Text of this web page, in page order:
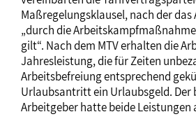
Maßregelungsklausel, nach der
„durch die
gilt“. Nach dem MTV erhalten die
Jahresleistung, die für Zeiten
Arbeitsbefreiung entsprechend
Urlaubsantritt ein Urlaubsgeld. Der
Arbeitgeber hatte beide Leistungen